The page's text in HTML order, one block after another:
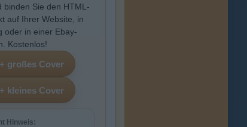
binden Sie den HTML-
auf Ihrer Website, in
oder in einer Ebay-
Kostenlos!
Hinweis: